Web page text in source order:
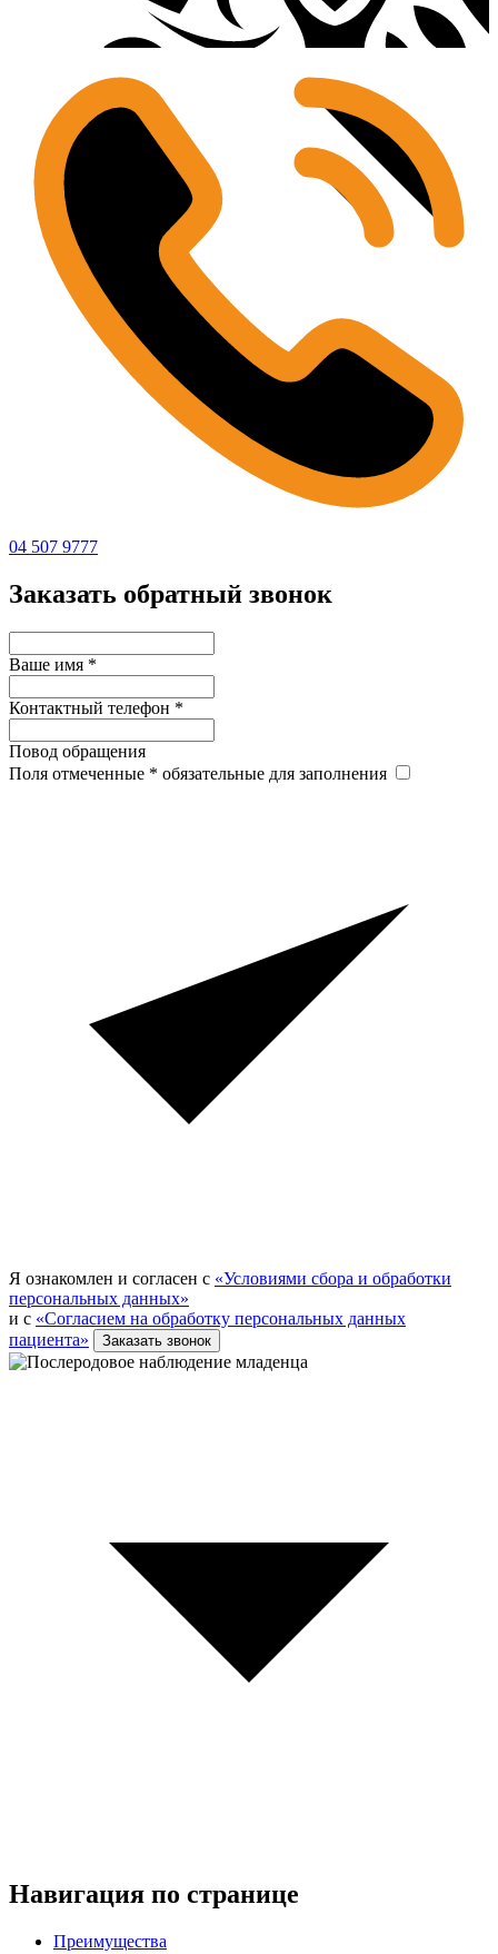
04 507 9777
Заказать обратный звонок
Ваше имя *
Контактный телефон *
Повод обращения
Поля отмеченные * обязательные для заполнения
Я ознакомлен и согласен с «Условиями сбора и обработки
персональных данных»
и с «Согласием на обработку персональных данных
пациента»
Заказать звонок
Навигация по странице
Преимущества